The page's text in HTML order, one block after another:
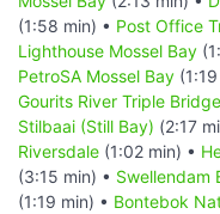
(1:58 min) • Post Office
Lighthouse Mossel Bay
PetroSA Mossel Bay
Gourits River Triple
Stilbaai (Still Bay) (2:17
Riversdale (1:02 min) •
(3:15 min) • Swellendam
(1:19 min) • Bontebok